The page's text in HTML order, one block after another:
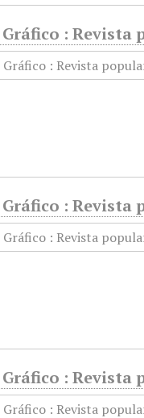
: Revista
: Revista
: Revista